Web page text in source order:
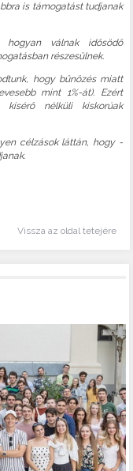
is támogatást tudjanak
válnak idősödő
részesülnek.
hogy bűnözés miatt
mint 1%-át). Ezért
nélküli kiskorúak
célzások láttán, hogy -
Vissza az oldal tetejére